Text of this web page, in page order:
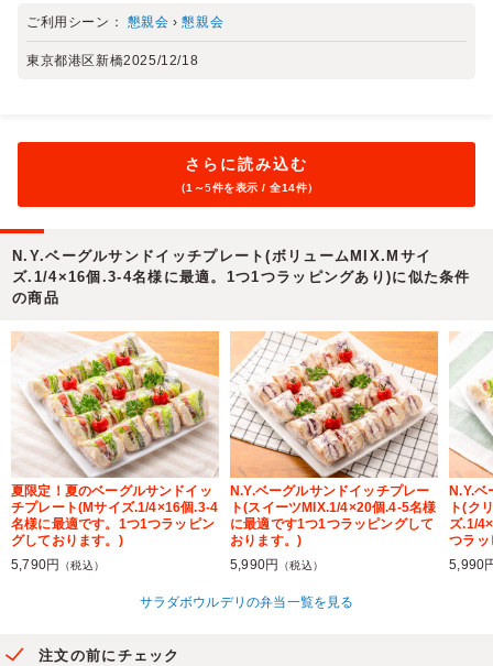
ご利用シーン： 懇親会 ›懇親会
東京都港区新橋2025/12/18
さらに読み込む
（1～5件を表示 / 全14件）
N.Y.ベーグルサンドイッチプレート(ボリュームMIX.Mサイ
ズ.1/4×16個.3-4名様に最適。1つ1つラッピングあり)に似た条件
の商品
夏限定！夏のベーグルサンドイッ
チプレート(Mサイズ.1/4×16個.3-4
名様に最適です。1つ1つラッピン
グしております。)
5,790円
（税込）
N.Y.ベーグルサンドイッチプレー
ト(スイーツMIX.1/4×20個.4-5名様
に最適です1つ1つラッピングして
おります。)
5,990円
（税込）
N.Y.
ト(ク
ズ.1/
つラッ
5,990
サラダボウルデリの弁当一覧を見る
注文の前にチェック